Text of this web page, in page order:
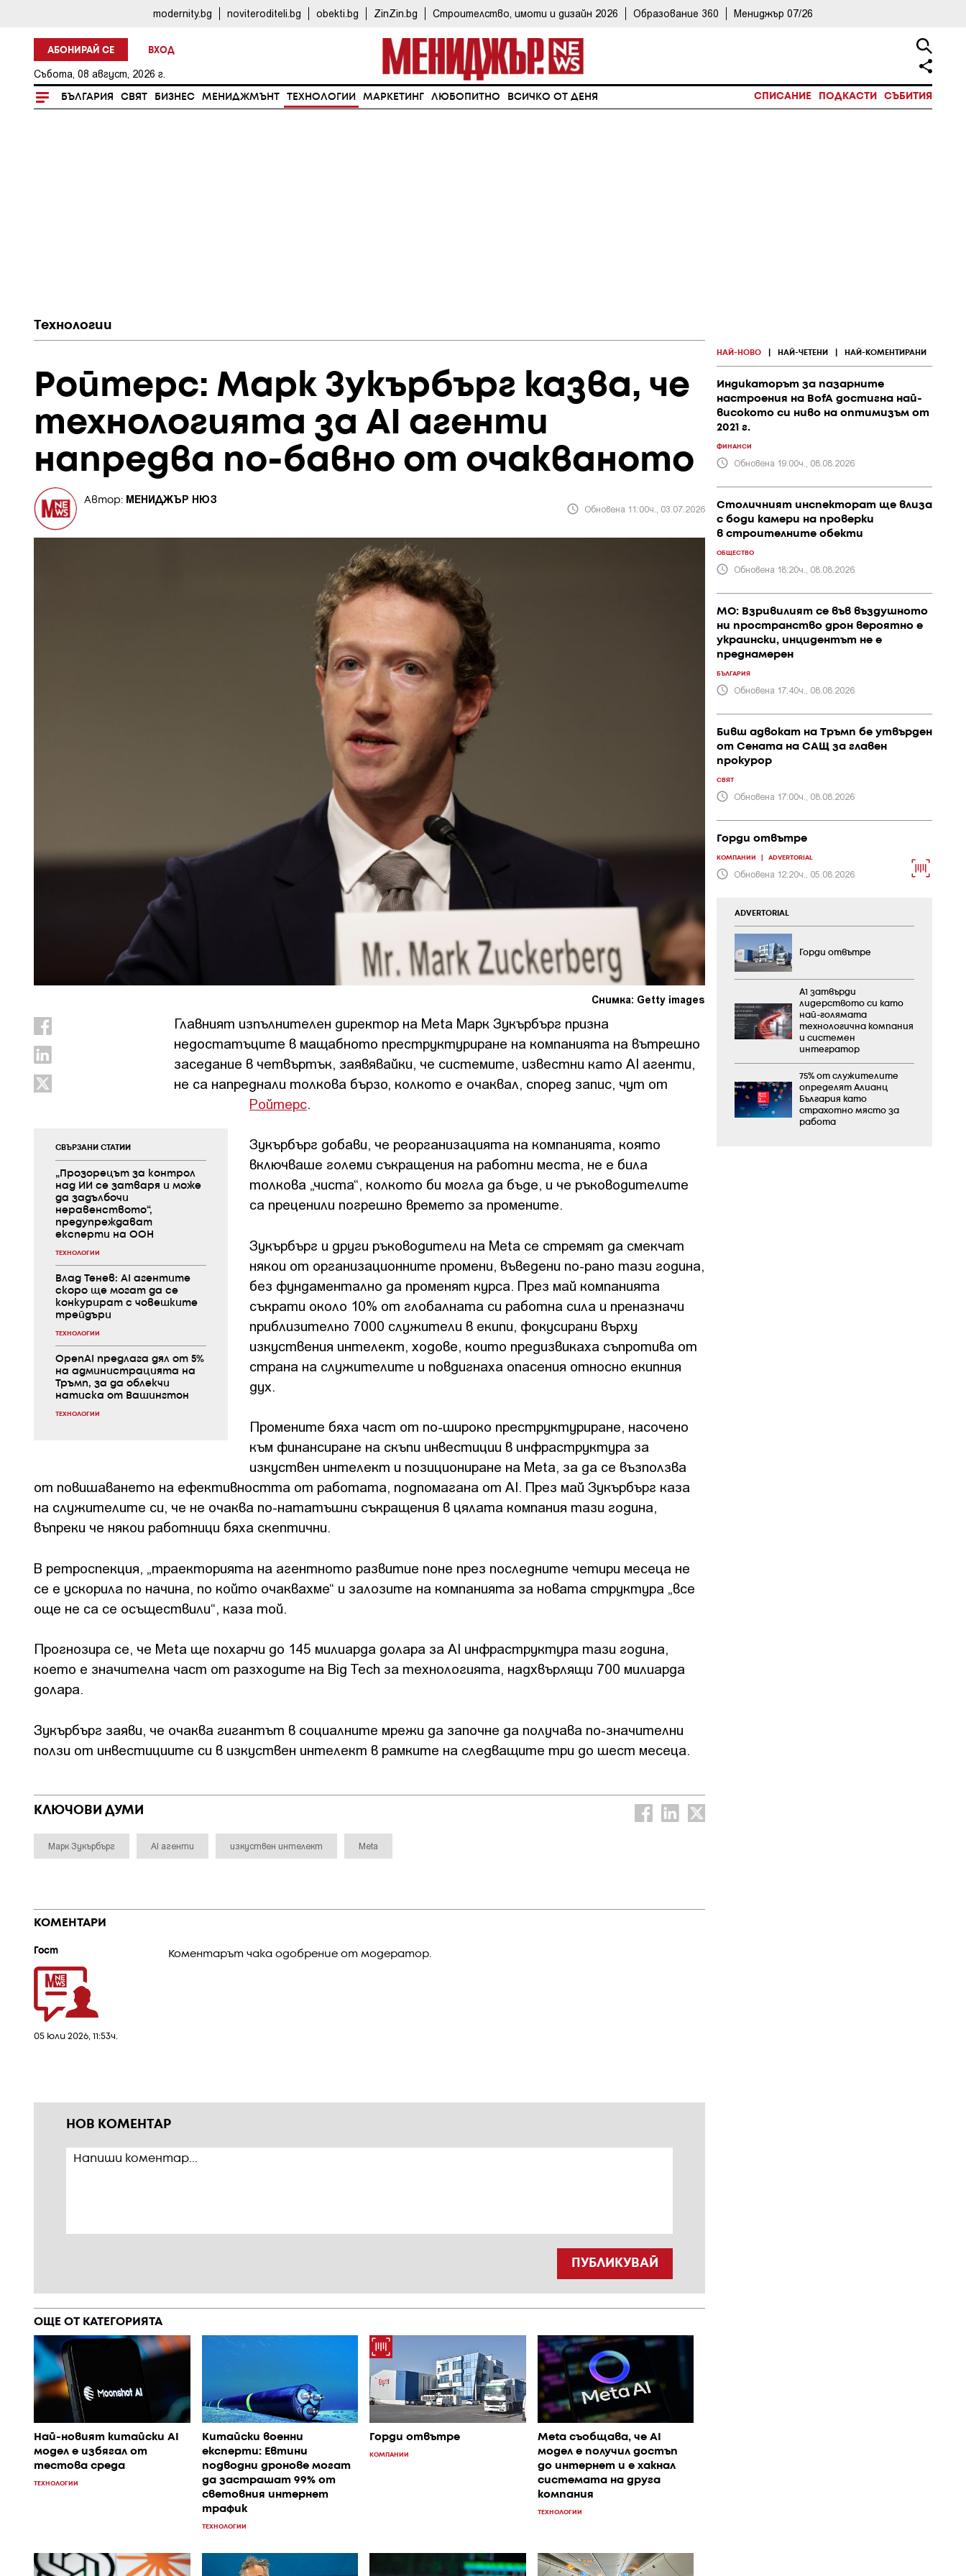
modernity.bg noviteroditeli.bg obekti.bg ZinZin.bg Строителство, имоти и дизайн 2026 Образование 360 Мениджър 07/26
АБОНИРАЙ СЕ ВХОД
Събота, 08 август, 2026 г.
БЪЛГАРИЯ СВЯТ БИЗНЕС МЕНИДЖМЪНТ ТЕХНОЛОГИИ МАРКЕТИНГ ЛЮБОПИТНО ВСИЧКО ОТ ДЕНЯ СПИСАНИЕ ПОДКАСТИ СЪБИТИЯ
Технологии
Ройтерс: Марк Зукърбърг казва, че
технологията за AI агенти
напредва по-бавно от очакваното
Автор: МЕНИДЖЪР НЮЗ
Обновена 11:00ч., 03.07.2026
Снимка: Getty images
СВЪРЗАНИ СТАТИИ
„Прозорецът за контрол
над ИИ се затваря и може
да задълбочи
неравенството“,
предупреждават
експерти на ООН
ТЕХНОЛОГИИ
Влад Тенев: AI агентите
скоро ще могат да се
конкурират с човешките
трейдъри
ТЕХНОЛОГИИ
OpenAI предлага дял от 5%
на администрацията на
Тръмп, за да облекчи
натиска от Вашингтон
ТЕХНОЛОГИИ
Главният изпълнителен директор на Meta Марк Зукърбърг призна
недостатъците в мащабното преструктуриране на компанията на вътрешно
заседание в четвъртък, заявявайки, че системите, известни като AI агенти,
не са напреднали толкова бързо, колкото е очаквал, според запис, чут от
Ройтерс.
Зукърбърг добави, че реорганизацията на компанията, която
включваше големи съкращения на работни места, не е била
толкова „чиста“, колкото би могла да бъде, и че ръководителите
са преценили погрешно времето за промените.
Зукърбърг и други ръководители на Meta се стремят да смекчат
някои от организационните промени, въведени по-рано тази година,
без фундаментално да променят курса. През май компанията
съкрати около 10% от глобалната си работна сила и преназначи
приблизително 7000 служители в екипи, фокусирани върху
изкуствения интелект, ходове, които предизвикаха съпротива от
страна на служителите и повдигнаха опасения относно екипния
дух.
Промените бяха част от по-широко преструктуриране, насочено
към финансиране на скъпи инвестиции в инфраструктура за
изкуствен интелект и позициониране на Meta, за да се възползва
от повишаването на ефективността от работата, подпомагана от AI. През май Зукърбърг каза
на служителите си, че не очаква по-нататъшни съкращения в цялата компания тази година,
въпреки че някои работници бяха скептични.
В ретроспекция, „траекторията на агентното развитие поне през последните четири месеца не
се е ускорила по начина, по който очаквахме“ и залозите на компанията за новата структура „все
още не са се осъществили“, каза той.
Прогнозира се, че Meta ще похарчи до 145 милиарда долара за AI инфраструктура тази година,
което е значителна част от разходите на Big Tech за технологията, надхвърлящи 700 милиарда
долара.
Зукърбърг заяви, че очаква гигантът в социалните мрежи да започне да получава по-значителни
ползи от инвестициите си в изкуствен интелект в рамките на следващите три до шест месеца.
КЛЮЧОВИ ДУМИ
Марк Зукърбърг AI агенти изкуствен интелект Meta
КОМЕНТАРИ
Гост
05 юли 2026, 11:53ч.
Коментарът чака одобрение от модератор.
НОВ КОМЕНТАР
ПУБЛИКУВАЙ
ОЩЕ ОТ КАТЕГОРИЯТА
Най-новият китайски AI
модел е избягал от
тестова среда
ТЕХНОЛОГИИ
Китайски военни
експерти: Евтини
подводни дронове могат
да застрашат 99% от
световния интернет
трафик
ТЕХНОЛОГИИ
Горди отвътре
КОМПАНИИ
Meta съобщава, че AI
модел е получил достъп
до интернет и е хакнал
системата на друга
компания
ТЕХНОЛОГИИ
НАЙ-НОВО НАЙ-ЧЕТЕНИ НАЙ-КОМЕНТИРАНИ
Индикаторът за пазарните
настроения на BofA достигна най-
високото си ниво на оптимизъм от
2021 г.
ФИНАНСИ
Обновена 19:00ч., 08.08.2026
Столичният инспекторат ще влиза
с боди камери на проверки
в строителните обекти
ОБЩЕСТВО
Обновена 18:20ч., 08.08.2026
МО: Взривилият се във въздушното
ни пространство дрон вероятно е
украински, инцидентът не е
преднамерен
БЪЛГАРИЯ
Обновена 17:40ч., 08.08.2026
Бивш адвокат на Тръмп бе утвърден
от Сената на САЩ за главен
прокурор
СВЯТ
Обновена 17:00ч., 08.08.2026
Горди отвътре
КОМПАНИИ ADVERTORIAL
Обновена 12:20ч., 05.08.2026
ADVERTORIAL
Горди отвътре
А1 затвърди
лидерството си като
най-голямата
технологична компания
и системен
интегратор
75% от служителите
определят Алианц
България като
страхотно място за
работа